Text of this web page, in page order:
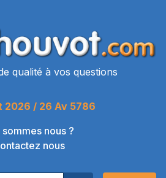
qualité à vos questions
2026 / 26 Av 5786
sommes nous ?
nous